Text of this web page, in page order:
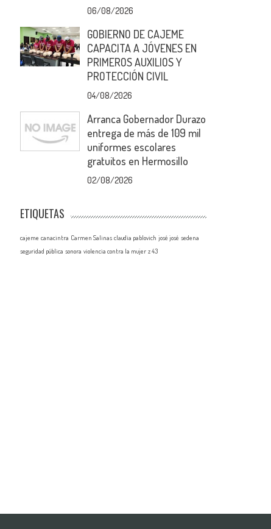
06/08/2026
GOBIERNO DE CAJEME
CAPACITA A JÓVENES EN
PRIMEROS AUXILIOS Y
PROTECCIÓN CIVIL
04/08/2026
Arranca Gobernador Durazo
entrega de más de 109 mil
uniformes escolares
gratuitos en Hermosillo
02/08/2026
ETIQUETAS
cajeme canacintra Carmen Salinas claudia pablovich josé josé sedena
seguridad pública sonora violencia contra la mujer z 43